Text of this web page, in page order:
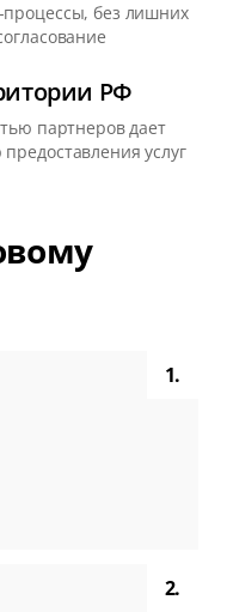
без лишних
РФ
партнеров дает
услуг
1.
2.